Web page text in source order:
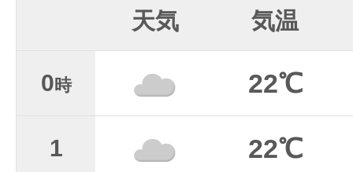
天気 気温
0時 22℃
1 22℃